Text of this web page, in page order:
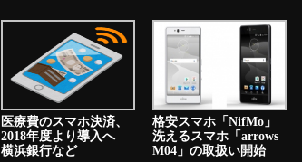
医療費のスマホ決済、
2018年度より導入へ
横浜銀行など
格安スマホ「NifMo」
洗えるスマホ「arrows
M04」の取扱い開始